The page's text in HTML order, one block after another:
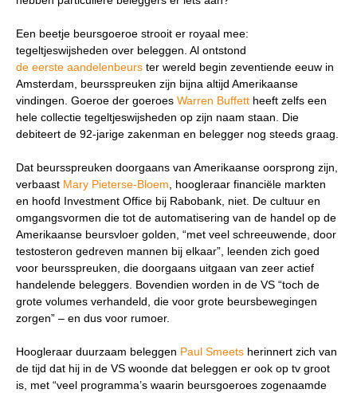
Een beetje beursgoeroe strooit er royaal mee:
tegeltjeswijsheden over beleggen. Al ontstond
de eerste aandelenbeurs ter wereld begin zeventiende eeuw in
Amsterdam, beursspreuken zijn bijna altijd Amerikaanse
vindingen. Goeroe der goeroes Warren Buffett heeft zelfs een
hele collectie tegeltjeswijsheden op zijn naam staan. Die
debiteert de 92-jarige zakenman en belegger nog steeds graag.
Dat beursspreuken doorgaans van Amerikaanse oorsprong zijn,
verbaast Mary Pieterse-Bloem , hoogleraar financiële markten
en hoofd Investment Office bij Rabobank, niet. De cultuur en
omgangsvormen die tot de automatisering van de handel op de
Amerikaanse beursvloer golden, “met veel schreeuwende, door
testosteron gedreven mannen bij elkaar”, leenden zich goed
voor beursspreuken, die doorgaans uitgaan van zeer actief
handelende beleggers. Bovendien worden in de VS “toch de
grote volumes verhandeld, die voor grote beursbewegingen
zorgen” – en dus voor rumoer.
Hoogleraar duurzaam beleggen Paul Smeets herinnert zich van
de tijd dat hij in de VS woonde dat beleggen er ook op tv groot
is, met “veel programma’s waarin beursgoeroes zogenaamde